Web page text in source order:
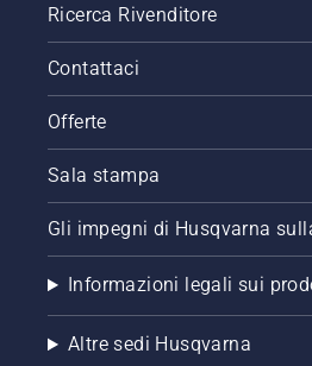
Ricerca Rivenditore
Contattaci
Offerte
Sala stampa
Gli impegni di Husqvarna
Informazioni legali sui
Altre sedi Husqvarna